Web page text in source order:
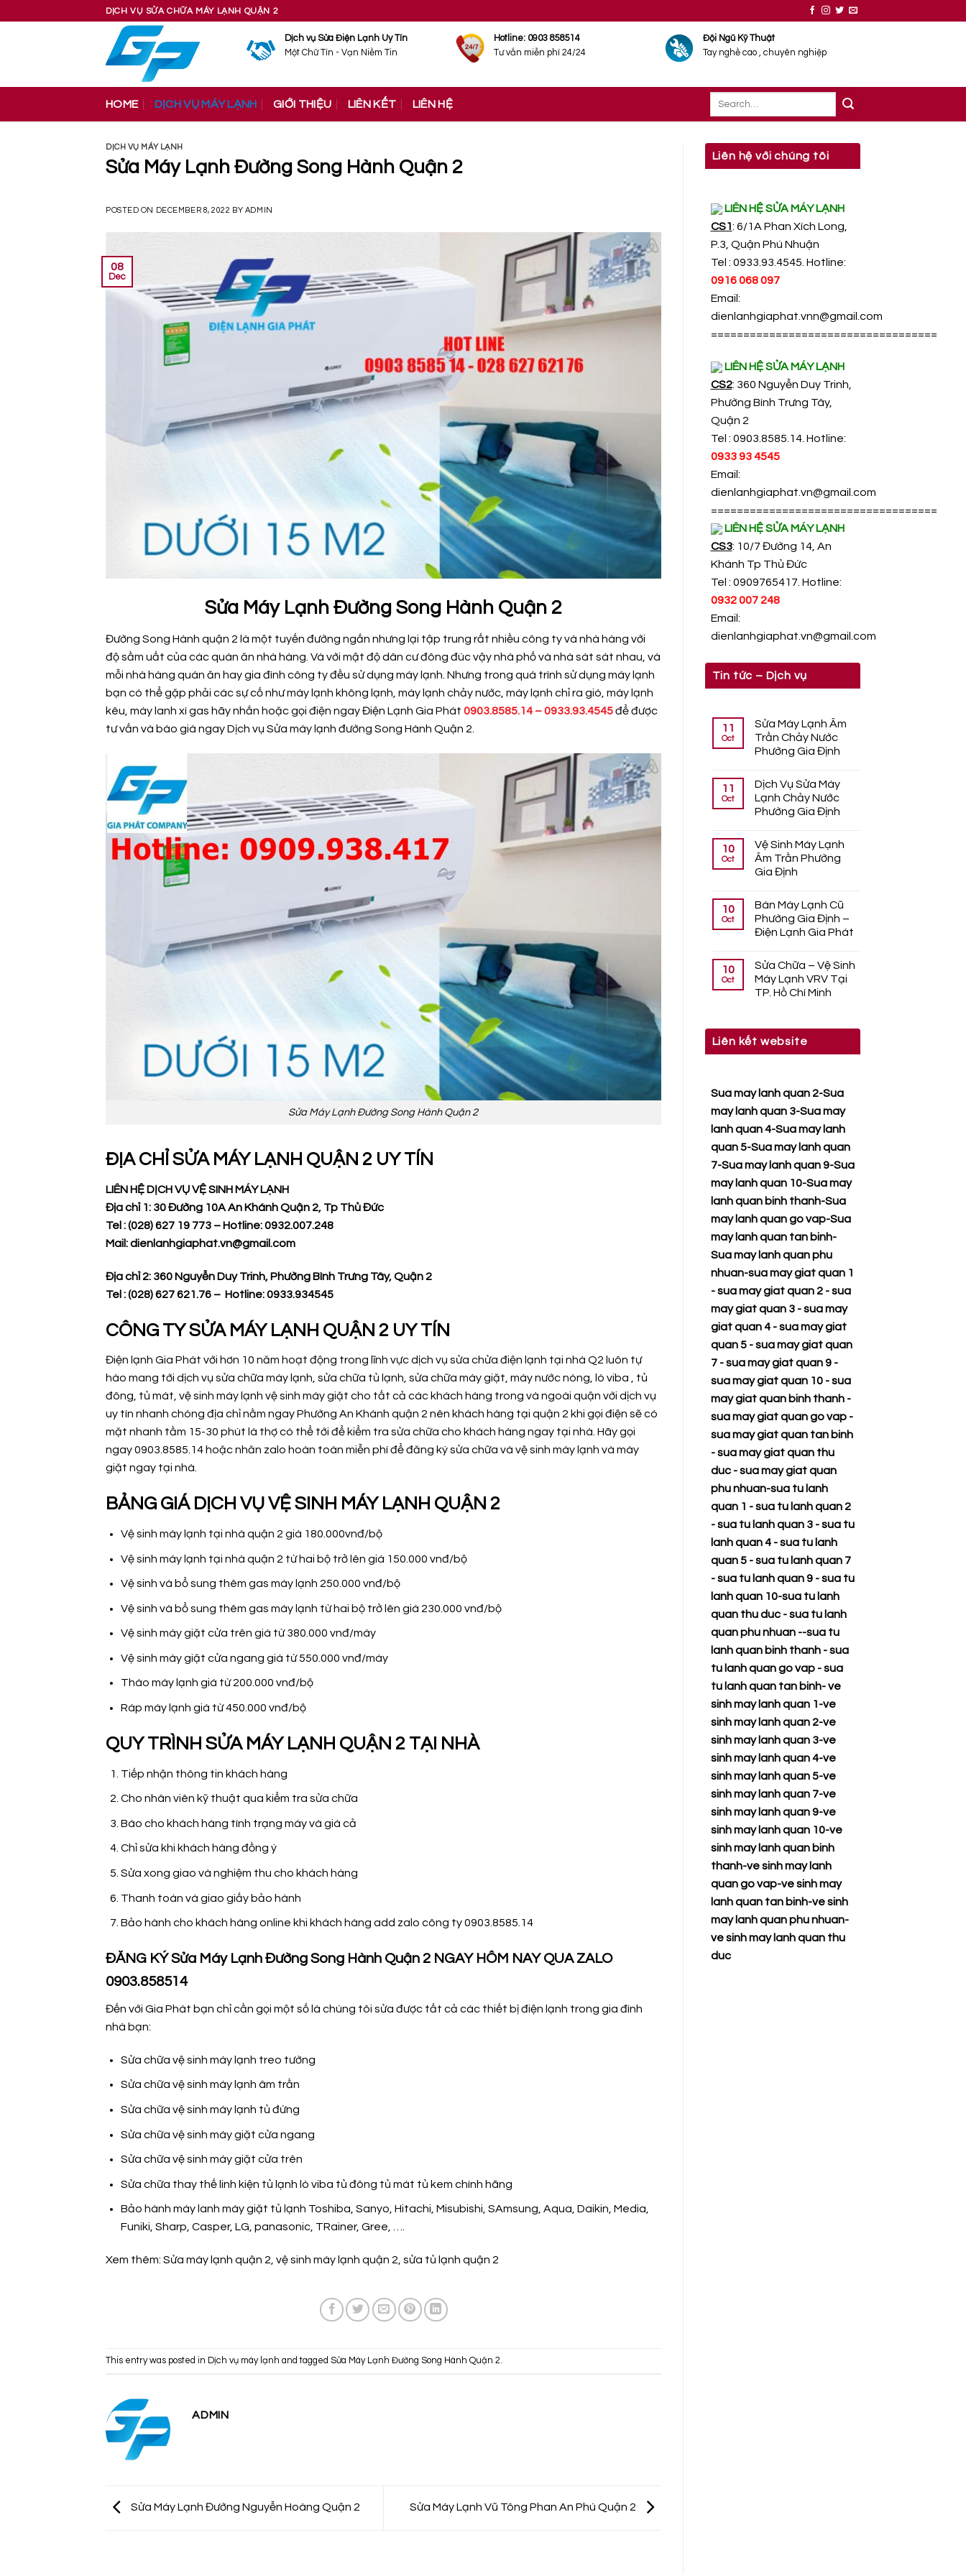
DỊCH VỤ SỬA CHỮA MÁY LẠNH QUẬN 2
Dịch vụ Sửa Điện Lạnh Uy Tín
Một Chữ Tín - Vạn Niềm Tin
Hotline: 0903 858514
Tư vấn miễn phí 24/24
Đội Ngũ Kỹ Thuật
Tay nghề cao , chuyên nghiệp
HOME DỊCH VỤ MÁY LẠNH GIỚI THIỆU LIÊN KẾT LIÊN HỆ
DỊCH VỤ MÁY LẠNH
Sửa Máy Lạnh Đường Song Hành Quận 2
POSTED ON DECEMBER 8, 2022 BY ADMIN
08
Dec
Sửa Máy Lạnh Đường Song Hành Quận 2
Đường Song Hành quận 2 là một tuyến đường ngắn nhưng lại tập trung rất nhiều công ty và nhà hàng với
độ sầm uất của các quán ăn nhà hàng. Và với mật độ dân cư đông đúc vậy nhà phố và nhà sát sát nhau, và
mỗi nhà hàng quán ăn hay gia đình công ty đều sử dụng máy lạnh. Nhưng trong quá trình sử dụng máy lạnh
bạn có thể gặp phải các sự cố như máy lạnh không lạnh, máy lạnh chảy nước, máy lạnh chỉ ra gió, máy lạnh
kêu, máy lanh xì gas hãy nhắn hoặc gọi điện ngay Điện Lạnh Gia Phát 0903.8585.14 – 0933.93.4545để được
tư vấn và báo giá ngay Dịch vụ Sửa máy lạnh đường Song Hành Quận 2.
Sửa Máy Lạnh Đường Song Hành Quận 2
ĐỊA CHỈ SỬA MÁY LẠNH QUẬN 2 UY TÍN
LIÊN HỆ DỊCH VỤ VỆ SINH MÁY LẠNH
Địa chỉ 1: 30 Đường 10A An Khánh Quận 2, Tp Thủ Đức
Tel : (028) 627 19 773 – Hotline: 0932.007.248
Mail: dienlanhgiaphat.vn@gmail.com
Địa chỉ 2: 360 Nguyễn Duy Trinh, Phường Bình Trưng Tây, Quận 2
Tel : (028) 627 621.76 – Hotline: 0933.934545
CÔNG TY SỬA MÁY LẠNH QUẬN 2 UY TÍN
Điện lạnh Gia Phát với hơn 10 năm hoạt động trong lĩnh vực dịch vụ sửa chửa điện lạnh tại nhà Q2 luôn tự
hào mang tới dịch vụ sửa chữa máy lạnh, sửa chữa tủ lạnh, sửa chữa máy giặt, máy nước nóng, lò viba , tủ
đông, tủ mát, vệ sinh máy lạnh vệ sinh máy giặt cho tất cả các khách hàng trong và ngoài quận với dịch vụ
uy tín nhanh chóng địa chỉ nằm ngay Phường An Khánh quận 2 nên khách hàng tại quận 2 khi gọi điện sẽ có
mặt nhanh tầm 15-30 phút là thợ có thể tới để kiểm tra sửa chữa cho khách hàng ngay tại nhà. Hãy gọi
ngay 0903.8585.14 hoặc nhăn zalo hoàn toàn miễn phí để đăng ký sửa chữa và vệ sinh máy lạnh và máy
giặt ngay tại nhà.
BẢNG GIÁ DỊCH VỤ VỆ SINH MÁY LẠNH QUẬN 2
Vệ sinh máy lạnh tại nhà quận 2 giá 180.000vnđ/bộ
Vệ sinh máy lạnh tại nhà quận 2 từ hai bộ trở lên giá 150.000 vnđ/bộ
Vệ sinh và bổ sung thêm gas máy lạnh 250.000 vnđ/bộ
Vệ sinh và bổ sung thêm gas máy lạnh từ hai bộ trở lên giá 230.000 vnđ/bộ
Vệ sinh máy giặt cửa trên giá từ 380.000 vnđ/máy
Vệ sinh máy giặt cửa ngang giá từ 550.000 vnđ/máy
Tháo máy lạnh giá từ 200.000 vnđ/bộ
Ráp máy lạnh giá từ 450.000 vnđ/bộ
QUY TRÌNH SỬA MÁY LẠNH QUẬN 2 TẠI NHÀ
Tiếp nhận thông tin khách hàng
Cho nhân viên kỹ thuật qua kiểm tra sửa chữa
Báo cho khách hàng tình trạng máy và giá cả
Chỉ sửa khi khách hàng đồng ý
Sửa xong giao và nghiệm thu cho khách hàng
Thanh toán và giao giấy bảo hành
Bảo hành cho khách hàng online khi khách hàng add zalo công ty 0903.8585.14
ĐĂNG KÝ Sửa Máy Lạnh Đường Song Hành Quận 2 NGAY HÔM NAY QUA ZALO
0903.858514
Đến với Gia Phát bạn chỉ cần gọi một số là chúng tôi sửa được tất cả các thiết bị điện lạnh trong gia đình
nhà bạn:
Sửa chữa vệ sinh máy lạnh treo tường
Sửa chữa vệ sinh máy lạnh âm trần
Sửa chữa vệ sinh máy lạnh tủ đứng
Sửa chữa vệ sinh máy giặt cửa ngang
Sửa chữa vệ sinh máy giặt cửa trên
Sửa chữa thay thế linh kiện tủ lạnh lò viba tủ đông tủ mát tủ kem chính hãng
Bảo hành máy lanh máy giặt tủ lạnh Toshiba, Sanyo, Hitachi, Misubishi, SAmsung, Aqua, Daikin, Media,
Funiki, Sharp, Casper, LG, panasonic, TRainer, Gree, ….
Xem thêm: Sửa máy lạnh quận 2 vệ sinh máy lạnh quận 2 sửa tủ lạnh quận 2
This entry was posted in Dịch vụ máy lạnh and tagged Sửa Máy Lạnh Đường Song Hành Quận 2
ADMIN
Sửa Máy Lạnh Đường Nguyễn Hoàng Quận 2 Sửa Máy Lạnh Vũ Tông Phan An Phú Quận 2
Liên hệ với chúng tôi
LIÊN HỆ SỬA MÁY LẠNH
CS1: 6/1A Phan Xích Long,
P.3, Quận Phú Nhuận
Tel : 0933.93.4545. Hotline:
0916 068 097
Email:
dienlanhgiaphat.vnn@gmail.com
===================================
LIÊN HỆ SỬA MÁY LẠNH
CS2: 360 Nguyễn Duy Trinh,
Phường Bình Trưng Tây,
Quận 2
Tel : 0903.8585.14. Hotline:
0933 93 4545
Email:
dienlanhgiaphat.vn@gmail.com
===================================
LIÊN HỆ SỬA MÁY LẠNH
CS3: 10/7 Đường 14, An
Khánh Tp Thủ Đức
Tel : 0909765417. Hotline:
0932 007 248
Email:
dienlanhgiaphat.vn@gmail.com
Tin tức – Dịch vụ
11
Oct
Sửa Máy Lạnh Âm
Trần Chảy Nước
Phường Gia Định
11
Oct
Dịch Vụ Sửa Máy
Lạnh Chảy Nước
Phường Gia Định
10
Oct
Vệ Sinh Máy Lạnh
Âm Trần Phường
Gia Định
10
Oct
Bán Máy Lạnh Cũ
Phường Gia Định –
Điện Lạnh Gia Phát
10
Oct
Sửa Chữa – Vệ Sinh
Máy Lạnh VRV Tại
TP. Hồ Chí Minh
Liên kết website
Sua may lanh quan 2-Sua
may lanh quan 3-Sua may
lanh quan 4-Sua may lanh
quan 5-Sua may lanh quan
7-Sua may lanh quan 9-Sua
may lanh quan 10-Sua may
lanh quan binh thanh-Sua
may lanh quan go vap-Sua
may lanh quan tan binh-
Sua may lanh quan phu
nhuan-sua may giat quan 1
-sua may giat quan 2-sua
may giat quan 3-sua may
giat quan 4-sua may giat
quan 5-sua may giat quan
7-sua may giat quan 9-
sua may giat quan 10-sua
may giat quan binh thanh-
sua may giat quan go vap-
sua may giat quan tan binh
-sua may giat quan thu
duc-sua may giat quan
phu nhuan-sua tu lanh
quan 1 -sua tu lanh quan 2
-sua tu lanh quan 3-sua tu
lanh quan 4-sua tu lanh
quan 5-sua tu lanh quan 7
-sua tu lanh quan 9-sua tu
lanh quan 10-sua tu lanh
quan thu duc-sua tu lanh
quan phu nhuan--sua tu
lanh quan binh thanh-sua
tu lanh quan go vap-sua
tu lanh quan tan binh-ve
sinh may lanh quan 1-ve
sinh may lanh quan 2-ve
sinh may lanh quan 3-ve
sinh may lanh quan 4-ve
sinh may lanh quan 5-ve
sinh may lanh quan 7-ve
sinh may lanh quan 9-ve
sinh may lanh quan 10-ve
sinh may lanh quan binh
thanh-ve sinh may lanh
quan go vap-ve sinh may
lanh quan tan binh-ve sinh
may lanh quan phu nhuan-
ve sinh may lanh quan thu
duc